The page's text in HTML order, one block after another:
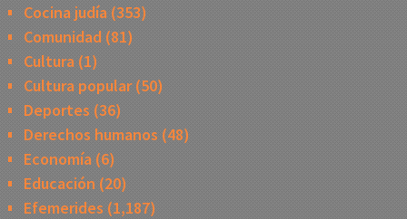
Cocina judía(353)
Comunidad(81)
Cultura(1)
Cultura popular(50)
Deportes (36)
Derechos humanos (48)
Economía(6)
Educación (20)
Efemerides (1,187)